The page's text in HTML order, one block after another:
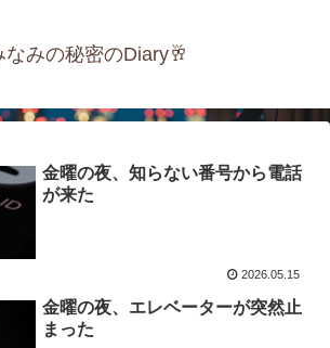
なみの秘密のDiary🥂
金曜の夜、知らない番号から電話
が来た
2026.05.15
金曜の夜、エレベーターが突然止
まった